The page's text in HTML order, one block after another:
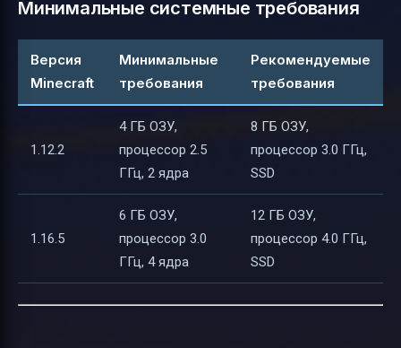
Минимальные системные требования
Версия
Minecraft
Минимальные
требования
Рекомендуемые
требования
1.12.2
4 ГБ ОЗУ,
процессор 2.5
ГГц, 2 ядра
8 ГБ ОЗУ,
процессор 3.0 ГГц,
SSD
1.16.5
6 ГБ ОЗУ,
процессор 3.0
ГГц, 4 ядра
12 ГБ ОЗУ,
процессор 4.0 ГГц,
SSD